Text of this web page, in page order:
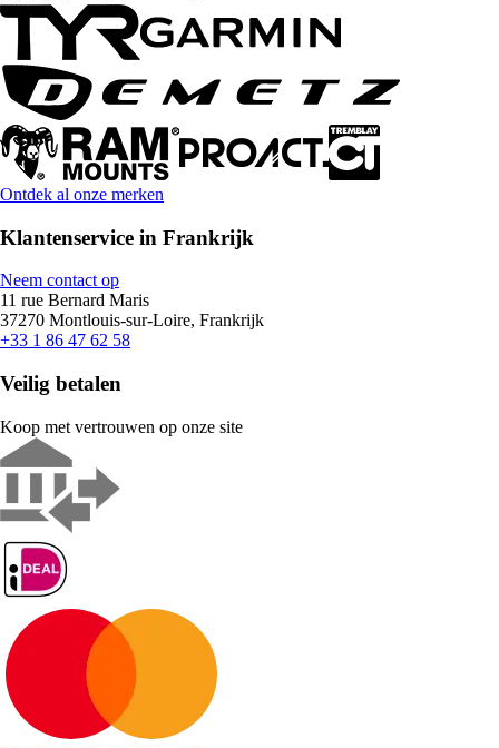
Ontdek al onze merken
Klantenservice in Frankrijk
Neem contact op
11 rue Bernard Maris
37270 Montlouis-sur-Loire, Frankrijk
+33 1 86 47 62 58
Veilig betalen
Koop met vertrouwen op onze site